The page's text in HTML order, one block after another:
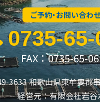
ご予約・お問い合わせ
0735-
FAX：0735-65-
3633 和歌山県東牟婁郡
経営元：有限会社岩谷